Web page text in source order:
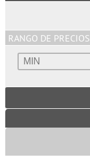
RANGO DE PRECIOS